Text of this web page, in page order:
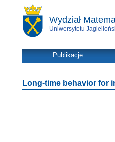
Wydział
Uniwersytetu
Publikacje
Long-time behavior for